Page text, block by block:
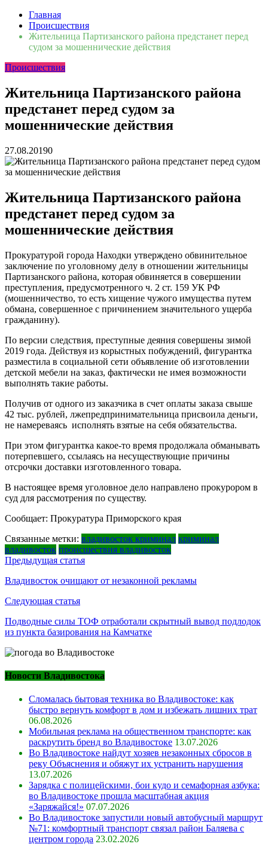
Главная
Происшествия
Жительница Партизанского района предстанет перед
судом за мошеннические действия
Происшествия
Жительница Партизанского района
предстанет перед судом за
мошеннические действия
27.08.20190
Жительница Партизанского района
предстанет перед судом за
мошеннические действия
Прокуратурой города Находки утверждено обвинительное
заключение по уголовному делу в отношении жительницы
Партизанского района, которая обвиняется в совершении
преступления, предусмотренного ч. 2 ст. 159 УК РФ
(мошенничество, то есть хищение чужого имущества путем
обмана, совершенное с причинением значительного ущерба
гражданину).
По версии следствия, преступные деяния совершены зимой
2019 года. Действуя из корыстных побуждений, фигурантка
разместила в социальной сети объявление об изготовлении
детской мебели на заказ, фактически не имея возможности
выполнять такие работы.
Получив от одного из заказчика в счет оплаты заказа свыше
42 тыс. рублей, лжепредпринимательница присвоила деньги,
не намереваясь исполнять взятые на себя обязательства.
При этом фигурантка какое-то время продолжала обманывать
потерпевшего, ссылаясь на несуществующие причины
отсрочки доставки изготовленного товара.
В настоящее время уголовное дело направлено прокурором в
суд для рассмотрения по существу.
Сообщает: Прокуратура Приморского края
Связанные метки: владивосток криминал криминал
владивосток происшествия владивосток
Навигация
по
записям
Предыдущая статья
Владивосток очищают от незаконной рекламы
Следующая статья
Подводные силы ТОФ отработали скрытный вывод подлодок
из пункта базирования на Камчатке
Новости Владивостока
Сломалась бытовая техника во Владивостоке: как
быстро вернуть комфорт в дом и избежать лишних трат
06.08.2026
Мобильная реклама на общественном транспорте: как
раскрутить бренд во Владивостоке 13.07.2026
Во Владивостоке найдут хозяев незаконных сбросов в
реку Объяснения и обяжут их устранить нарушения
13.07.2026
Зарядка с полицейскими, бои кудо и семафорная азбука:
во Владивостоке прошла масштабная акция
«Заряжайся!» 07.07.2026
Во Владивостоке запустили новый автобусный маршрут
№71: комфортный транспорт связал район Баляева с
центром города 23.02.2026